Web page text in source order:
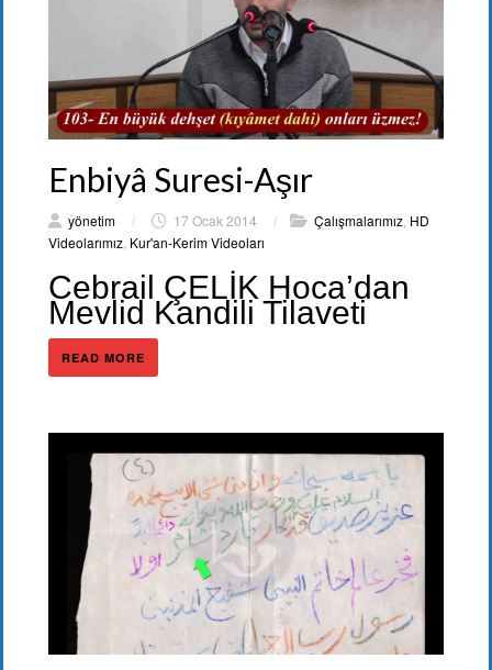
Enbiyâ Suresi-Aşır
yönetim / 17 Ocak 2014 / Çalışmalarımız HD
Videolarımız Kur'an-Kerim Videoları
Cebrail ÇELİK Hoca’dan
Mevlid Kandili Tilaveti
READ MORE